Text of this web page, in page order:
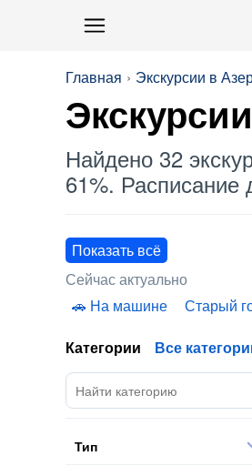
Главная Экскурсии в
Найдено 32
61%. Расписание
Показать всё
Сейчас актуально
На машине
Старый
Категории Все
Тип